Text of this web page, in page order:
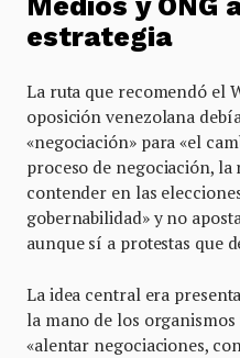
estrategia
La ruta que recomendó el
oposición venezolana
«negociación» para «el
proceso de negociación,
contender en las
gobernabilidad» y no
aunque sí a protestas que
La idea central era
la mano de los
«alentar negociaciones,